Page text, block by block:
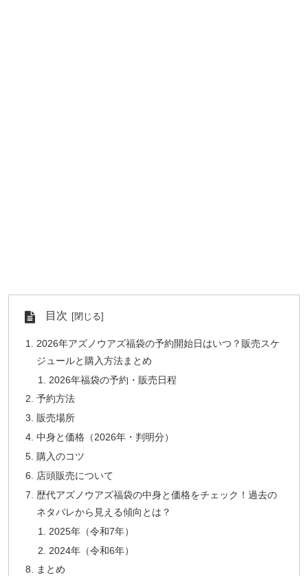
目次
2026年アズノウアズ福袋の予約開始日はいつ？販売スケ
ジュールと購入方法まとめ
2026年福袋の予約・販売日程
予約方法
販売場所
中身と価格（2026年・判明分）
購入のコツ
店頭販売について
歴代アズノウアズ福袋の中身と価格をチェック！過去の
ネタバレから見える傾向とは？
2025年（令和7年）
2024年（令和6年）
まとめ